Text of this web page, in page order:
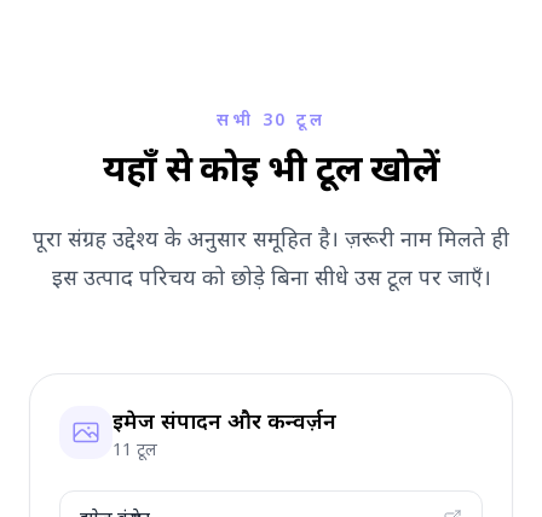
सभी 30 टूल
यहाँ से कोई भी टूल खोलें
पूरा संग्रह उद्देश्य के अनुसार समूहित है। ज़रूरी नाम मिलते ही
इस उत्पाद परिचय को छोड़े बिना सीधे उस टूल पर जाएँ।
इमेज संपादन और कन्वर्ज़न
11 टूल